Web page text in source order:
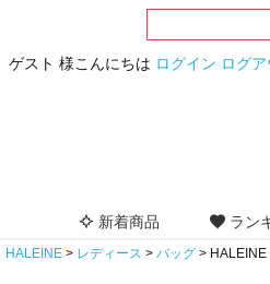
ゲスト 様こんにちは ログイン ログア
新着商品 ラン
HALEINE レディース バッグ